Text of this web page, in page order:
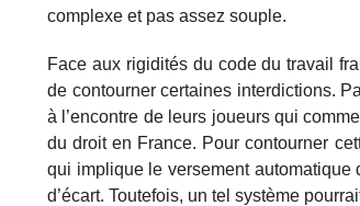
complexe et pas assez souple.
Face aux rigidités du code du travail
de contourner certaines interdictions.
à l’encontre de leurs joueurs qui
du droit en France. Pour contourner
qui implique le versement
d’écart. Toutefois, un tel système